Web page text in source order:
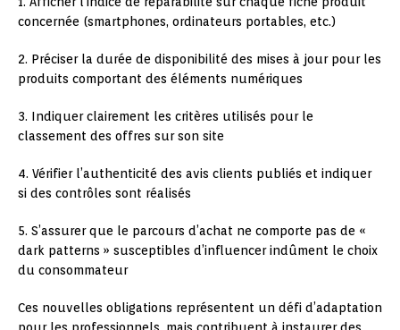
concernée (smartphones, ordinateurs portables, etc.)
2. Préciser la durée de disponibilité des mises à jour pour les
produits comportant des éléments numériques
3. Indiquer clairement les critères utilisés pour le
classement des offres sur son site
4. Vérifier l’authenticité des avis clients publiés et indiquer
si des contrôles sont réalisés
5. S’assurer que le parcours d’achat ne comporte pas de «
dark patterns » susceptibles d’influencer indûment le choix
du consommateur
Ces nouvelles obligations représentent un défi d’adaptation